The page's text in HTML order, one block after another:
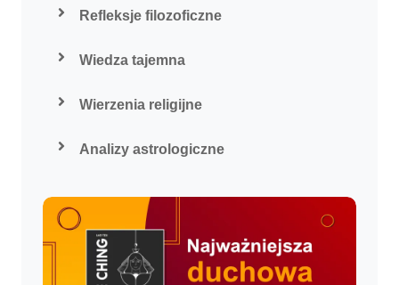
Refleksje filozoficzne
Wiedza tajemna
Wierzenia religijne
Analizy astrologiczne